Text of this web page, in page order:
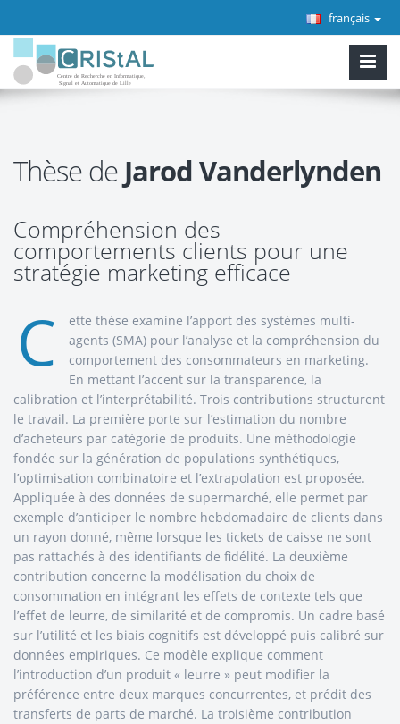
français
Thèse de Jarod Vanderlynden
Compréhension des
comportements clients pour une
stratégie marketing efficace
C
ette thèse examine l’apport des systèmes multi-
agents (SMA) pour l’analyse et la compréhension du
comportement des consommateurs en marketing.
En mettant l’accent sur la transparence, la
calibration et l’interprétabilité. Trois contributions structurent
le travail. La première porte sur l’estimation du nombre
d’acheteurs par catégorie de produits. Une méthodologie
fondée sur la génération de populations synthétiques,
l’optimisation combinatoire et l’extrapolation est proposée.
Appliquée à des données de supermarché, elle permet par
exemple d’anticiper le nombre hebdomadaire de clients dans
un rayon donné, même lorsque les tickets de caisse ne sont
pas rattachés à des identifiants de fidélité. La deuxième
contribution concerne la modélisation du choix de
consommation en intégrant les effets de contexte tels que
l’effet de leurre, de similarité et de compromis. Un cadre basé
sur l’utilité et les biais cognitifs est développé puis calibré sur
données empiriques. Ce modèle explique comment
l’introduction d’un produit « leurre » peut modifier la
préférence entre deux marques concurrentes, et prédit des
transferts de parts de marché. La troisième contribution